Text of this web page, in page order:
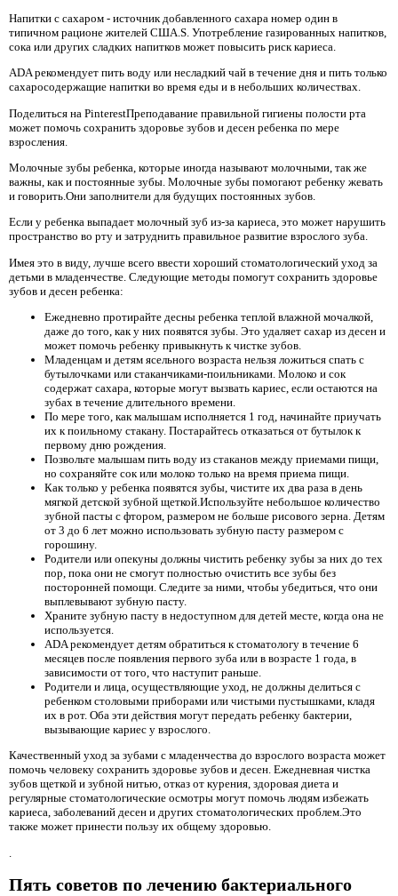
Напитки с сахаром - источник добавленного сахара номер один в
типичном рационе жителей США.S. Употребление газированных напитков,
сока или других сладких напитков может повысить риск кариеса.
ADA рекомендует пить воду или несладкий чай в течение дня и пить только
сахаросодержащие напитки во время еды и в небольших количествах.
Поделиться на PinterestПреподавание правильной гигиены полости рта
может помочь сохранить здоровье зубов и десен ребенка по мере
взросления.
Молочные зубы ребенка, которые иногда называют молочными, так же
важны, как и постоянные зубы. Молочные зубы помогают ребенку жевать
и говорить.Они заполнители для будущих постоянных зубов.
Если у ребенка выпадает молочный зуб из-за кариеса, это может нарушить
пространство во рту и затруднить правильное развитие взрослого зуба.
Имея это в виду, лучше всего ввести хороший стоматологический уход за
детьми в младенчестве. Следующие методы помогут сохранить здоровье
зубов и десен ребенка:
Ежедневно протирайте десны ребенка теплой влажной мочалкой,
даже до того, как у них появятся зубы. Это удаляет сахар из десен и
может помочь ребенку привыкнуть к чистке зубов.
Младенцам и детям ясельного возраста нельзя ложиться спать с
бутылочками или стаканчиками-поильниками. Молоко и сок
содержат сахара, которые могут вызвать кариес, если остаются на
зубах в течение длительного времени.
По мере того, как малышам исполняется 1 год, начинайте приучать
их к поильному стакану. Постарайтесь отказаться от бутылок к
первому дню рождения.
Позвольте малышам пить воду из стаканов между приемами пищи,
но сохраняйте сок или молоко только на время приема пищи.
Как только у ребенка появятся зубы, чистите их два раза в день
мягкой детской зубной щеткой.Используйте небольшое количество
зубной пасты с фтором, размером не больше рисового зерна. Детям
от 3 до 6 лет можно использовать зубную пасту размером с
горошину.
Родители или опекуны должны чистить ребенку зубы за них до тех
пор, пока они не смогут полностью очистить все зубы без
посторонней помощи. Следите за ними, чтобы убедиться, что они
выплевывают зубную пасту.
Храните зубную пасту в недоступном для детей месте, когда она не
используется.
ADA рекомендует детям обратиться к стоматологу в течение 6
месяцев после появления первого зуба или в возрасте 1 года, в
зависимости от того, что наступит раньше.
Родители и лица, осуществляющие уход, не должны делиться с
ребенком столовыми приборами или чистыми пустышками, кладя
их в рот. Оба эти действия могут передать ребенку бактерии,
вызывающие кариес у взрослого.
Качественный уход за зубами с младенчества до взрослого возраста может
помочь человеку сохранить здоровье зубов и десен. Ежедневная чистка
зубов щеткой и зубной нитью, отказ от курения, здоровая диета и
регулярные стоматологические осмотры могут помочь людям избежать
кариеса, заболеваний десен и других стоматологических проблем.Это
также может принести пользу их общему здоровью.
Пять советов по лечению бактериального